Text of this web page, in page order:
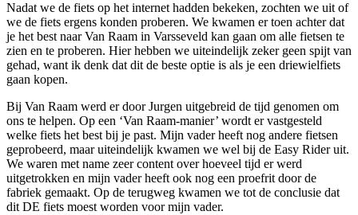
Nadat we de fiets op het internet hadden bekeken, zochten we uit of
we de fiets ergens konden proberen. We kwamen er toen achter dat
je het best naar Van Raam in Varsseveld kan gaan om alle fietsen te
zien en te proberen. Hier hebben we uiteindelijk zeker geen spijt van
gehad, want ik denk dat dit de beste optie is als je een driewielfiets
gaan kopen.
Bij Van Raam werd er door Jurgen uitgebreid de tijd genomen om
ons te helpen. Op een ‘Van Raam-manier’ wordt er vastgesteld
welke fiets het best bij je past. Mijn vader heeft nog andere fietsen
geprobeerd, maar uiteindelijk kwamen we wel bij de Easy Rider uit.
We waren met name zeer content over hoeveel tijd er werd
uitgetrokken en mijn vader heeft ook nog een proefrit door de
fabriek gemaakt. Op de terugweg kwamen we tot de conclusie dat
dit DE fiets moest worden voor mijn vader.